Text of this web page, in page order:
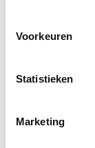
Voorkeuren
Statistieken
Marketing